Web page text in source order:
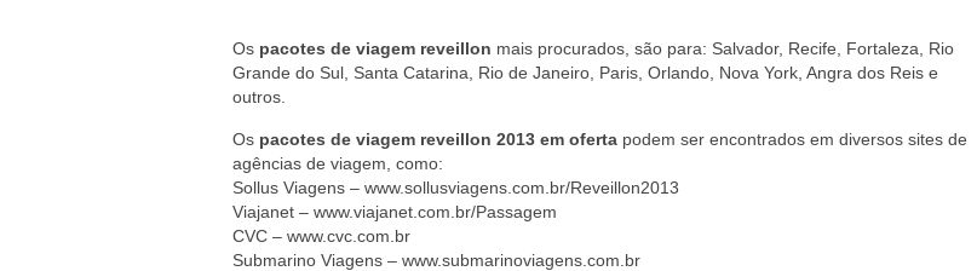
Os pacotes de viagem reveillon mais procurados, são para: Salvador, Recife, Fortaleza, Rio
Grande do Sul, Santa Catarina, Rio de Janeiro, Paris, Orlando, Nova York, Angra dos Reis e
outros.
Os pacotes de viagem reveillon 2013 em oferta podem ser encontrados em diversos sites de
agências de viagem, como:
Sollus Viagens – www.sollusviagens.com.br/Reveillon2013
Viajanet – www.viajanet.com.br/Passagem
CVC – www.cvc.com.br
Submarino Viagens – www.submarinoviagens.com.br